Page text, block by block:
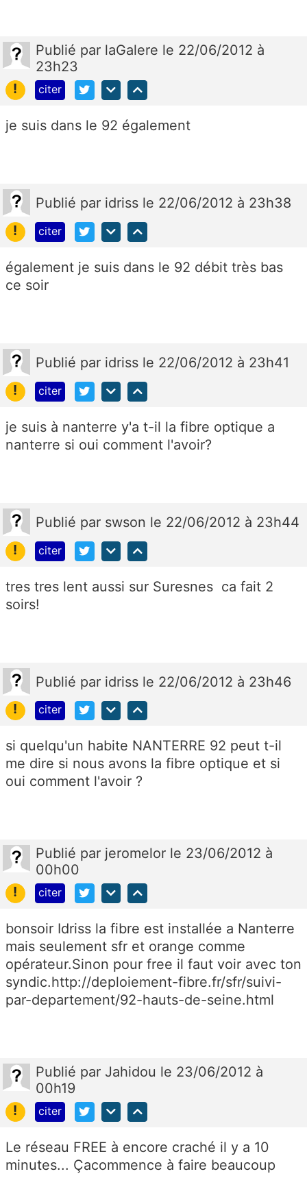
Publié par laGalere le 22/06/2012 à
23h23
!
citer
je suis dans le 92 également
Publié par idriss le 22/06/2012 à 23h38
!
citer
également je suis dans le 92 débit très bas
ce soir
Publié par idriss le 22/06/2012 à 23h41
!
citer
je suis à nanterre y'a t-il la fibre optique a
nanterre si oui comment l'avoir?
Publié par swson le 22/06/2012 à 23h44
!
citer
tres tres lent aussi sur Suresnes ca fait 2
soirs!
Publié par idriss le 22/06/2012 à 23h46
!
citer
si quelqu'un habite NANTERRE 92 peut t-il
me dire si nous avons la fibre optique et si
oui comment l'avoir ?
Publié par jeromelor le 23/06/2012 à
00h00
!
citer
bonsoir Idriss la fibre est installée a Nanterre
mais seulement sfr et orange comme
opérateur.Sinon pour free il faut voir avec ton
syndic.http://deploiement-fibre.fr/sfr/suivi-
par-departement/92-hauts-de-seine.html
Publié par Jahidou le 23/06/2012 à
00h19
!
citer
Le réseau FREE à encore craché il y a 10
minutes... Çacommence à faire beaucoup